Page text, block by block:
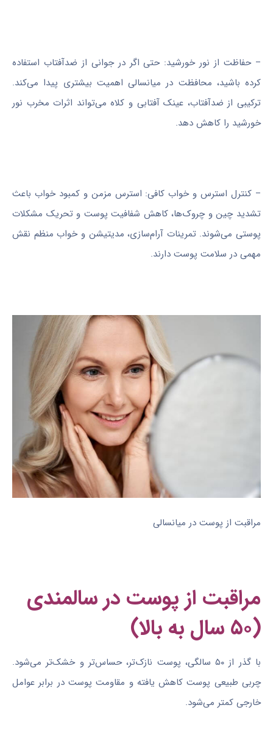
– حفاظت از نور خورشید: حتی اگر در جوانی از ضدآفتاب استفاده
کرده باشید، محافظت در میانسالی اهمیت بیشتری پیدا می‌کند.
ترکیبی از ضدآفتاب، عینک آفتابی و کلاه می‌تواند اثرات مخرب نور
خورشید را کاهش دهد.
– کنترل استرس و خواب کافی: استرس مزمن و کمبود خواب باعث
تشدید چین و چروک‌ها، کاهش شفافیت پوست و تحریک مشکلات
پوستی می‌شوند. تمرینات آرام‌سازی، مدیتیشن و خواب منظم نقش
مهمی در سلامت پوست دارند.
مراقبت از پوست در میانسالی
مراقبت از پوست در سالمندی
(۵۰ سال به بالا)
با گذر از ۵۰ سالگی، پوست نازک‌تر، حساس‌تر و خشک‌تر می‌شود.
چربی طبیعی پوست کاهش یافته و مقاومت پوست در برابر عوامل
خارجی کمتر می‌شود.